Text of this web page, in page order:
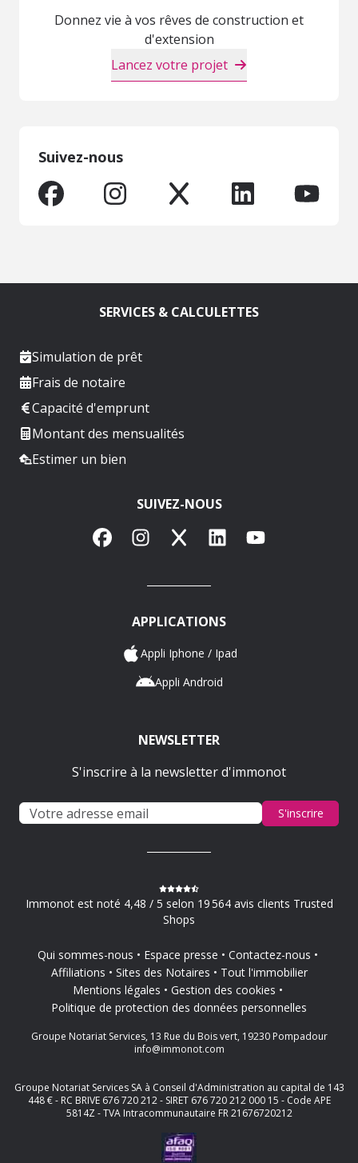
Donnez vie à vos rêves de construction et
d'extension
Lancez votre projet
Suivez-nous
SERVICES & CALCULETTES
Simulation de prêt
Frais de notaire
Capacité d'emprunt
Montant des mensualités
Estimer un bien
SUIVEZ-NOUS
FacebookInstagram
X LinkedInYouTube
APPLICATIONS
Appli Iphone / Ipad
Appli Android
NEWSLETTER
S'inscrire à la newsletter d'immonot
S'inscrire
Immonot est noté 4,48 / 5 selon 19 564 avis clients Trusted
Shops
Qui sommes-nous Espace presse
Contactez-nous
Affiliations
Sites des Notaires
Tout l'immobilier
Mentions légales
Gestion des cookies
Politique de protection des données personnelles
Groupe Notariat Services, 13 Rue du Bois vert, 19230 Pompadour
info@immonot.com
Groupe Notariat Services SA à Conseil d'Administration au capital de 143
448 € - RC BRIVE 676 720 212 - SIRET 676 720 212 000 15 - Code APE
5814Z - TVA Intracommunautaire FR 21676720212